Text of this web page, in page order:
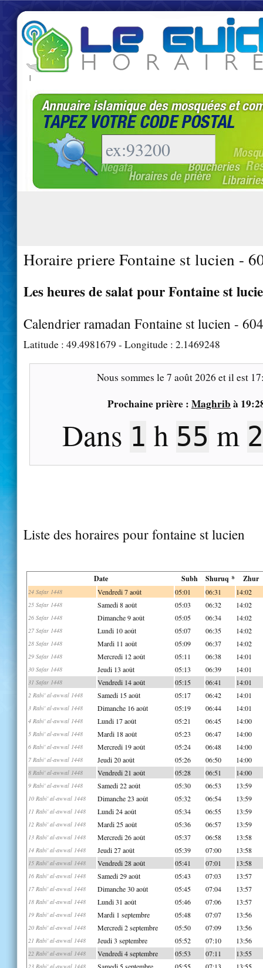
|
Horaire priere Fontaine st lucien -
Les heures de salat pour Fontaine st
Calendrier ramadan Fontaine st lucien -
Latitude : 49.4981679 - Longitude : 2.1469248
Nous sommes le7 août 2026 et il est
Prochaine prière : Maghrib à
Dans 1 h 55 m
Liste des horaires pour fontaine st lucien
Date Subh Shuruq * Zhur
24 Safar 1448 Vendredi 7 août 05:01 06:31 14:02
25 Safar 1448 Samedi 8 août 05:03 06:32 14:02
26 Safar 1448 Dimanche 9 août 05:05 06:34 14:02
27 Safar 1448 Lundi 10 août 05:07 06:35 14:02
28 Safar 1448 Mardi 11 août 05:09 06:37 14:02
29 Safar 1448 Mercredi 12 août 05:11 06:38 14:01
30 Safar 1448 Jeudi 13 août 05:13 06:39 14:01
31 Safar 1448 Vendredi 14 août 05:15 06:41 14:01
2 Rabi' al-awwal 1448 Samedi 15 août 05:17 06:42 14:01
3 Rabi' al-awwal 1448 Dimanche 16 août 05:19 06:44 14:01
4 Rabi' al-awwal 1448 Lundi 17 août 05:21 06:45 14:00
5 Rabi' al-awwal 1448 Mardi 18 août 05:23 06:47 14:00
6 Rabi' al-awwal 1448 Mercredi 19 août 05:24 06:48 14:00
7 Rabi' al-awwal 1448 Jeudi 20 août 05:26 06:50 14:00
8 Rabi' al-awwal 1448 Vendredi 21 août 05:28 06:51 14:00
9 Rabi' al-awwal 1448 Samedi 22 août 05:30 06:53 13:59
10 Rabi' al-awwal 1448 Dimanche 23 août 05:32 06:54 13:59
11 Rabi' al-awwal 1448 Lundi 24 août 05:34 06:55 13:59
12 Rabi' al-awwal 1448 Mardi 25 août 05:36 06:57 13:59
13 Rabi' al-awwal 1448 Mercredi 26 août 05:37 06:58 13:58
14 Rabi' al-awwal 1448 Jeudi 27 août 05:39 07:00 13:58
15 Rabi' al-awwal 1448 Vendredi 28 août 05:41 07:01 13:58
16 Rabi' al-awwal 1448 Samedi 29 août 05:43 07:03 13:57
17 Rabi' al-awwal 1448 Dimanche 30 août 05:45 07:04 13:57
18 Rabi' al-awwal 1448 Lundi 31 août 05:46 07:06 13:57
19 Rabi' al-awwal 1448 Mardi 1 septembre 05:48 07:07 13:56
20 Rabi' al-awwal 1448 Mercredi 2 septembre 05:50 07:09 13:56
21 Rabi' al-awwal 1448 Jeudi 3 septembre 05:52 07:10 13:56
22 Rabi' al-awwal 1448 Vendredi 4 septembre 05:53 07:11 13:55
23 Rabi' al-awwal 1448